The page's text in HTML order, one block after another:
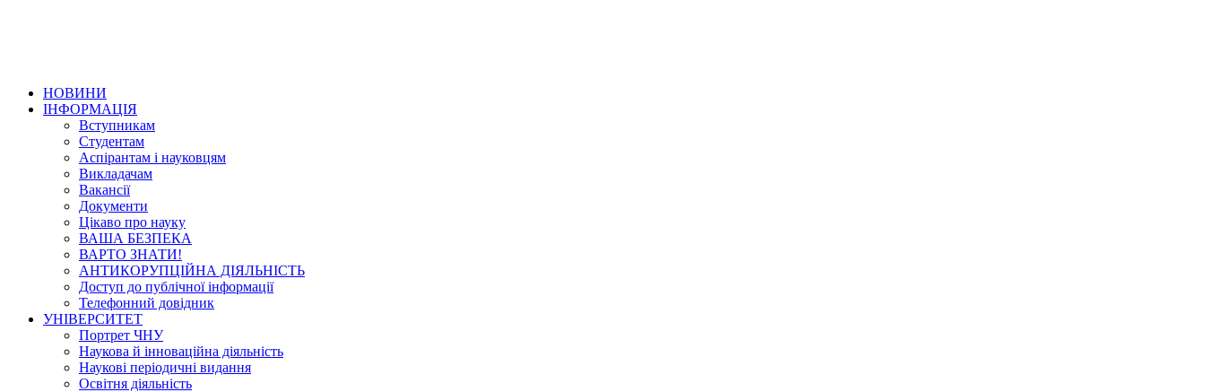
НОВИНИ
ІНФОРМАЦІЯ
Вступникам
Студентам
Аспірантам і науковцям
Викладачам
Вакансії
Документи
Цікаво про науку
ВАША БЕЗПЕКА
ВАРТО ЗНАТИ!
АНТИКОРУПЦІЙНА ДІЯЛЬНІСТЬ
Доступ до публічної інформації
Телефонний довідник
УНІВЕРСИТЕТ
Портрет ЧНУ
Наукова й інноваційна діяльність
Наукові періодичні видання
Освітня діяльність